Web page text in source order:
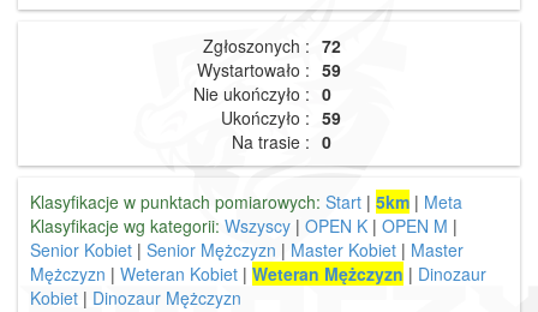
Zgłoszonych : 72
Wystartowało : 59
Nie ukończyło : 0
Ukończyło : 59
Na trasie : 0
Klasyfikacje w punktach pomiarowych: Start | 5km | Meta
Klasyfikacje wg kategorii: Wszyscy | OPEN K | OPEN M |
Senior Kobiet | Senior Mężczyzn | Master Kobiet | Master
Mężczyzn | Weteran Kobiet | Weteran Mężczyzn | Dinozaur
Kobiet | Dinozaur Mężczyzn